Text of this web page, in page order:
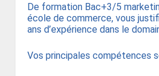
De formation Bac+3/5
école de commerce, vous
ans d’expérience dans le
Vos principales compétences